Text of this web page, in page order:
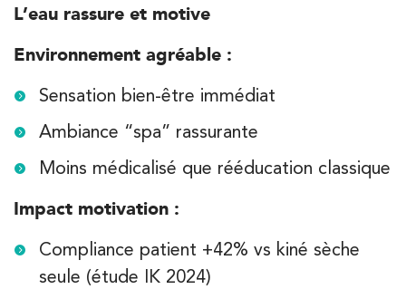
L’eau rassure et motive
Environnement agréable :
Sensation bien-être immédiat
Ambiance “spa” rassurante
Moins médicalisé que rééducation classique
Impact motivation :
Compliance patient +42% vs kiné sèche
seule (étude IK 2024)